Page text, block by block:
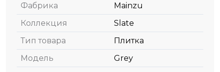
Фабрика
Mainzu
Коллекция
Slate
Тип товара
Плитка
Модель
Grey